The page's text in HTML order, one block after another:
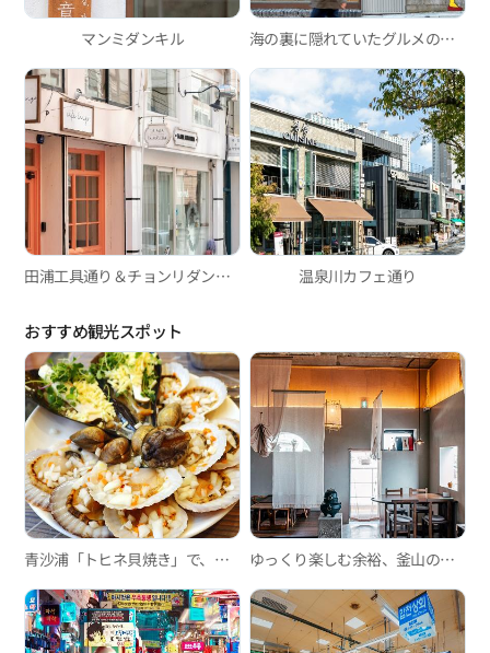
マンミダンキル 海の裏に隠れていたグルメの聖地
田浦工具通り＆チョンリダンキル 温泉川カフェ通り
おすすめ観光スポット
青沙浦「トヒネ貝焼き」で、口の中に広がる新鮮な海の香りを満喫 ゆっくり楽しむ余裕、釜山の韓屋カフェ3選